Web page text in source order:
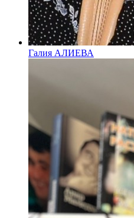
Галия АЛИЕВА